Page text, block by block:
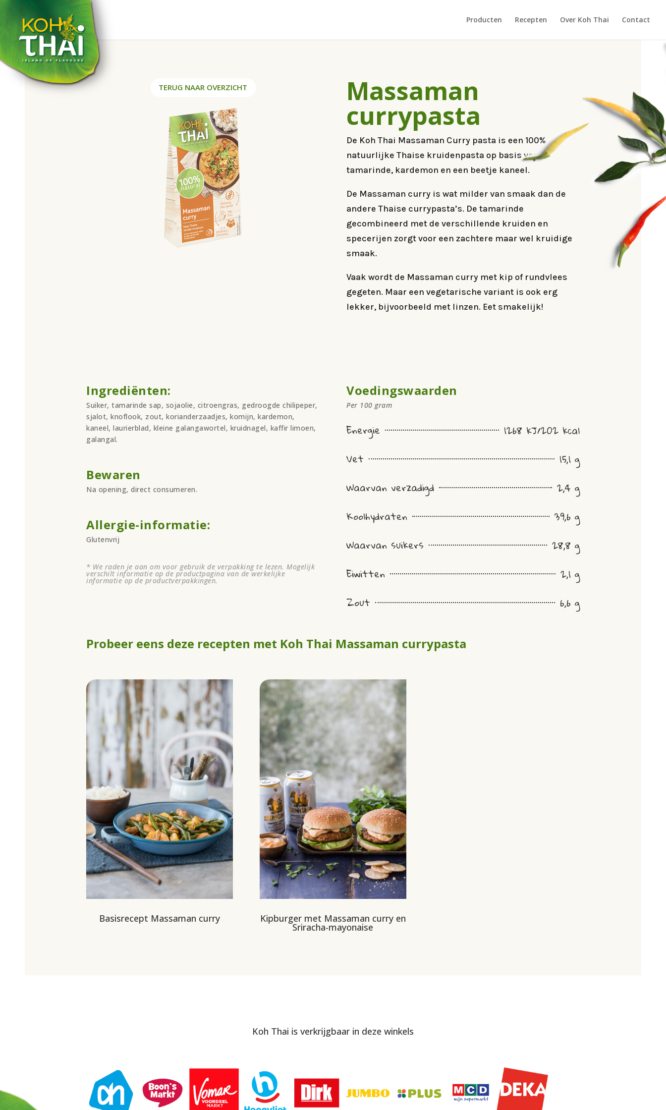
Producten Recepten Over Koh Thai Contact
TERUG NAAR OVERZICHT Massaman
currypasta
De Koh Thai Massaman Curry pasta is een 100%
natuurlijke Thaise kruidenpasta op basis van
tamarinde, kardemon en een beetje kaneel.
De Massaman curry is wat milder van smaak dan de
andere Thaise currypasta’s. De tamarinde
gecombineerd met de verschillende kruiden en
specerijen zorgt voor een zachtere maar wel kruidige
smaak.
Vaak wordt de Massaman curry met kip of rundvlees
gegeten. Maar een vegetarische variant is ook erg
lekker, bijvoorbeeld met linzen. Eet smakelijk!
Ingrediënten:
Suiker, tamarinde sap, sojaolie, citroengras, gedroogde chilipeper,
sjalot, knoflook, zout, korianderzaadjes, komijn, kardemon,
kaneel, laurierblad, kleine galangawortel, kruidnagel, kaffir limoen,
galangal.
Bewaren
Na opening, direct consumeren.
Allergie-informatie:
Glutenvrij
* We raden je aan om voor gebruik de verpakking te lezen. Mogelijk
verschilt informatie op de productpagina van de werkelijke
informatie op de productverpakkingen.
Voedingswaarden
Per 100 gram
Energie
1268 kJ/202 kcal
Vet
15,1 g
Waarvan verzadigd
2,4 g
Koolhydraten
39,6 g
Waarvan suikers
28,8 g
Eiwitten
2,1 g
Zout
6,6 g
Probeer eens deze recepten met Koh Thai Massaman currypasta
Basisrecept Massaman curry Kipburger met Massaman curry en
Sriracha-mayonaise
Koh Thai is verkrijgbaar in deze winkels